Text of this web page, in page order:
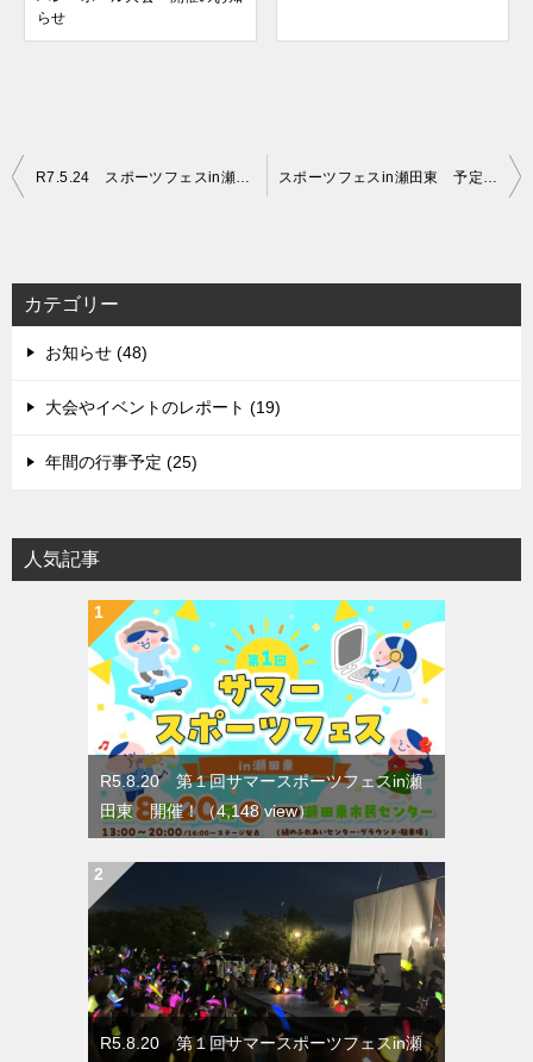
らせ
投
ビ
ゲ
ー
シ
R7.5.24 スポーツフェスin瀬田東 開催します！ スポーツフェスin瀬田東 予定どおり開催します！
カテゴリー
お知らせ (48)
大会やイベントのレポート (19)
年間の行事予定 (25)
人気記事
R5.8.20 第１回サマースポーツフェスin瀬
田東 開催！（4,148 view）
R5.8.20 第１回サマースポーツフェスin瀬